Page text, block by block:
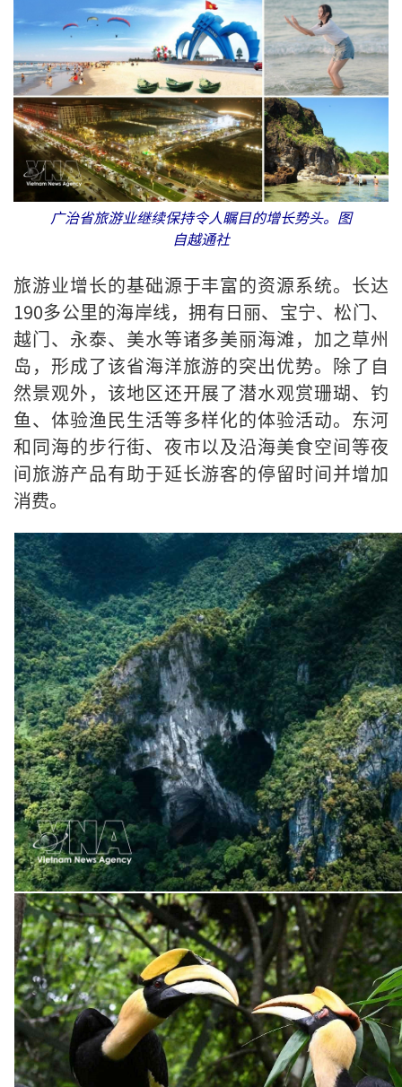
广治省旅游业继续保持令人瞩目的增长势头。图
自越通社
旅游业增长的基础源于丰富的资源系统。长达
190多公里的海岸线，拥有日丽、宝宁、松门、
越门、永泰、美水等诸多美丽海滩，加之草州
岛，形成了该省海洋旅游的突出优势。除了自
然景观外，该地区还开展了潜水观赏珊瑚、钓
鱼、体验渔民生活等多样化的体验活动。东河
和同海的步行街、夜市以及沿海美食空间等夜
间旅游产品有助于延长游客的停留时间并增加
消费。